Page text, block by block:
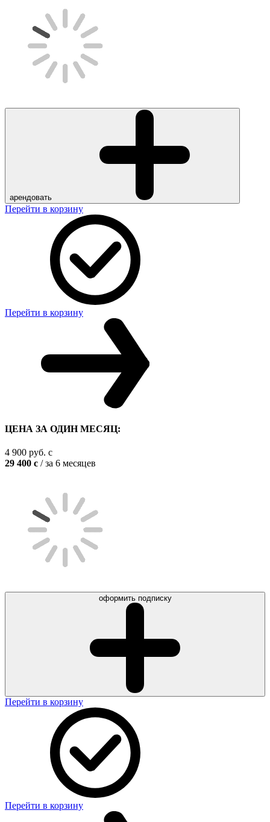
арендовать
Перейти в корзину
Перейти в корзину
ЦЕНА ЗА ОДИН МЕСЯЦ:
4 900 руб. c
29 400 c / за 6 месяцев
оформить подписку
Перейти в корзину
Перейти в корзину